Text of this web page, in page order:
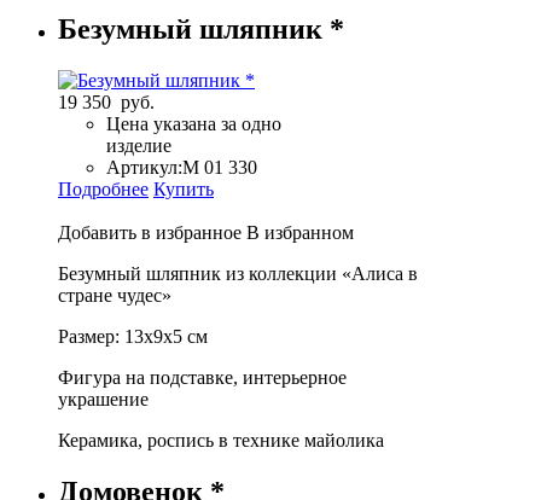
Безумный шляпник *
19 350 руб.
Цена указана за одно
изделие
Артикул:М 01 330
Подробнее Купить
Добавить в избранное В избранном
Безумный шляпник из коллекции «Алиса в
стране чудес»
Размер: 13х9х5 см
Фигура на подставке, интерьерное
украшение
Керамика, роспись в технике майолика
Домовенок *